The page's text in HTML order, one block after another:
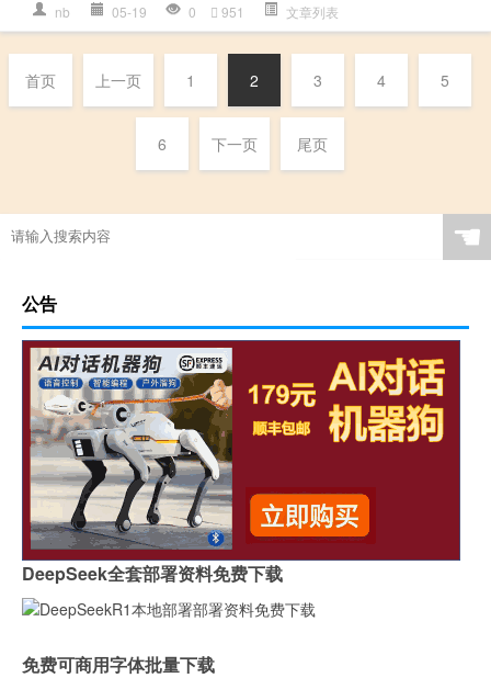
nb 05-19 0 951 文章列表
首页 上一页 1 2 3 4 5
6 下一页 尾页
☚
公告
DeepSeek全套部署资料免费下载
免费可商用字体批量下载